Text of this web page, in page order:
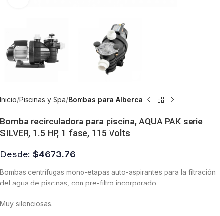
Inicio Piscinas y Spa Bombas para Alberca
Bomba recirculadora para piscina, AQUA PAK serie
SILVER, 1.5 HP, 1 fase, 115 Volts
Desde: $4673.76
Bombas centrífugas mono-etapas auto-aspirantes para la filtración
del agua de piscinas, con pre-filtro incorporado.
Muy silenciosas.